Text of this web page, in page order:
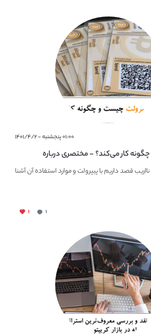
۰۱:۰۰ پنجشنبه - ۱۴۰۱/۴/۲
کار می‌کند؟ - مختصری درباره
قصد داریم با پیپر‌ولت و موارد استفاده آن آشنا
۱ ۱